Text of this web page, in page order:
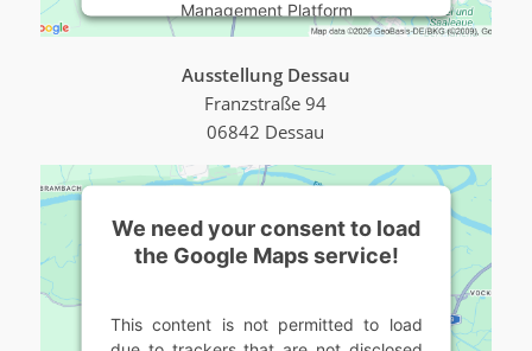
Management Platform
Ausstellung Dessau
Franzstraße 94
06842 Dessau
We need your consent to load
the Google Maps service!
This content is not permitted to load